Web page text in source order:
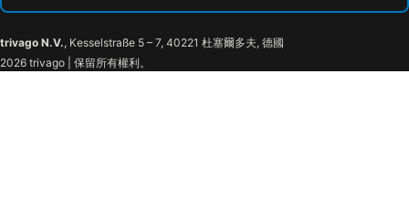
MellowStay Hongdae
Family & Friends House
Cocoon stay Hongdae Guesthouse
Seoul Mansion
SISnBRO Guesthouse
Lotte City Hotel Myeongdong
Yangjae
Cheonan station
Jung Gu
木洞棒球場
Dangsan
Seodaemun
trivago N.V., Kesselstraße 5 – 7, 40221 杜塞爾多夫, 德國
2026 trivago | 保留所有權利。